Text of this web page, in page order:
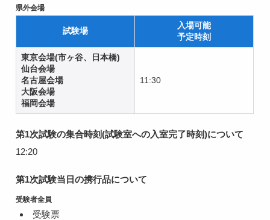
県外会場
試験場
入場可能
予定時刻
東京会場(市ヶ谷、日本橋)
仙台会場
名古屋会場
大阪会場
福岡会場
11:30
第1次試験の集合時刻(試験室への入室完了時刻)について
12:20
第1次試験当日の携行品について
受験者全員
受験票